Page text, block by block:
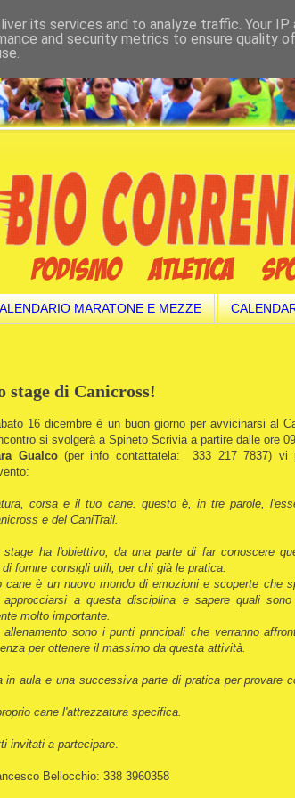
MARATONE E MEZZE
stage di Canicross!
16 dicembre è un buon giorno per avvicinarsi al
si svolgerà a Spineto Scrivia a partire dalle ore
Gualco(per info contattatela: 333 217 7837) vi
corsa e il tuo cane: questo è, in tre parole,
e del CaniTrail.
stage ha l'obiettivo, da una parte di far conoscere
fornire consigli utili, per chi già le pratica.
è un nuovo mondo di emozioni e scoperte che
a questa disciplina e sapere quali
molto importante.
sono i punti principali che verranno
per ottenere il massimo da questa attività.
in aula e una successiva parte di pratica per provare
cane l'attrezzatura specifica.
invitati a partecipare
Bellocchio: 338 3960358
its services and to analyze traffic. Your IP
and security metrics to ensure quality